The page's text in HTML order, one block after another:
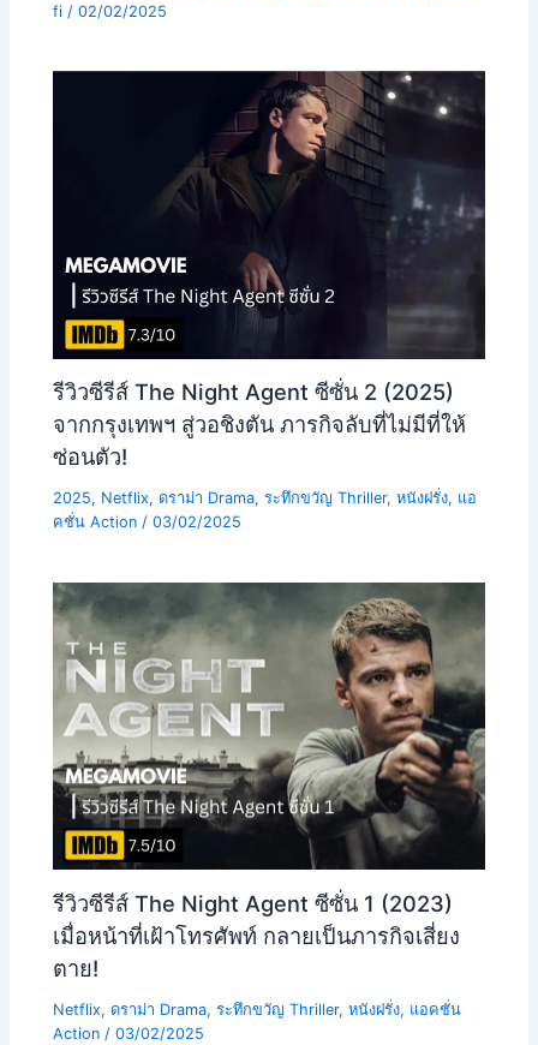
fi /02/02/2025
รีวิวซีรีส์ The Night Agent ซีซั่น 2 (2025)
จากกรุงเทพฯ สู่วอชิงตัน ภารกิจลับที่ไม่มีที่ให้
ซ่อนตัว!
2025, Netflix,ดราม่า Drama,ระทึกขวัญ Thriller,หนังฝรั่ง, แอ
คชั่น Action /03/02/2025
รีวิวซีรีส์ The Night Agent ซีซั่น 1 (2023)
เมื่อหน้าที่เฝ้าโทรศัพท์ กลายเป็นภารกิจเสี่ยง
ตาย!
Netflix,ดราม่า Drama,ระทึกขวัญ Thriller,หนังฝรั่ง, แอคชั่น
Action /03/02/2025